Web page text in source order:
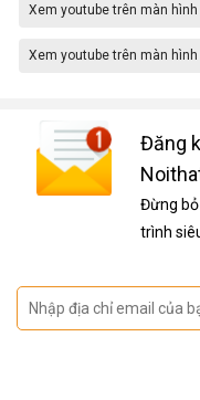
Xem youtube trên màn hình
Xem youtube trên màn hình
Đăng
Đừng
trình